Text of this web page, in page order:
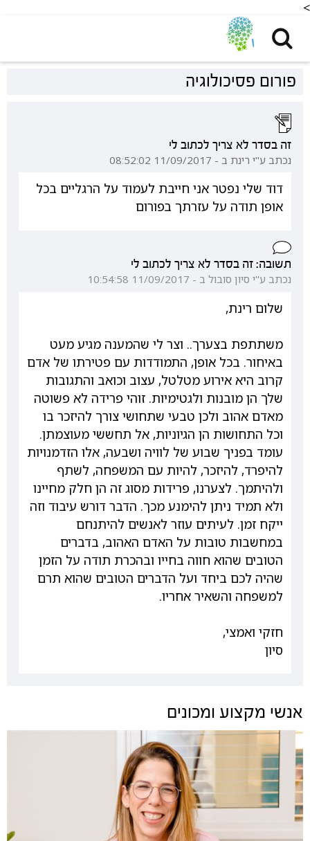
<
פורום פסיכולוגיה
זה בסדר לא צריך לכתוב לי
נכתב ע"י רינת ב - 11/09/2017 08:52:02
דוד שלי נפטר אני חייבת לעמוד על הרגליים בכל
אופן תודה על עזרתך בפורום
תשובה: זה בסדר לא צריך לכתוב לי
נכתב ע"י סיון סובול ב - 11/09/2017 10:54:58
שלום רינת,
משתתפת בצערך.. וצר לי שהמענה מגיע מעט
באיחור. בכל אופן, התמודדות עם פטירתו של אדם
קרוב היא אירוע מטלטל, עצוב וכואב והתגובות
שלך הן מובנות ולגטימיות. זוהי פרידה לא פשוטה
מאדם אהוב ולכן טבעי שתחושי צורך להיזכר בו
וכל התחושות הן הגיוניות, אל תחששי מעוצמתן.
עומד בפניך שבוע של לוויה ושבעה, אלו הזדמנויות
להיפרד, להיזכר, להיות עם המשפחה, לשתף
ולהיתמך. לצערנו, פרידות מסוג זה הן חלק מחיינו
ולא תמיד ניתן להימנע מכך. הדבר דורש עיבוד וזה
ייקח זמן. לעיתים עוזר לאנשים להיתנחם
במחשבות טובות על האדם האהוב, בדברים
הטובים שהוא חווה בחייו ובהכרת תודה על הזמן
שהיה לכם ביחד ועל הדברים הטובים שהוא תרם
למשפחה והשאיר אחריו.
חזקי ואמצי,
סיון
אנשי מקצוע ומכונים